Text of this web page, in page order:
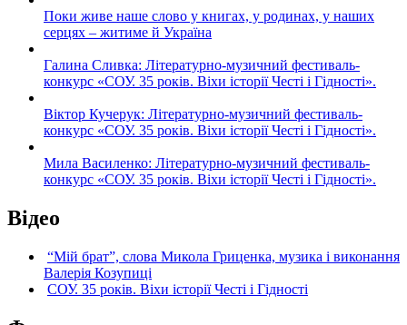
Поки живе наше слово у книгах, у родинах, у наших
серцях – житиме й Україна
Галина Сливка: Літературно-музичний фестиваль-
конкурс «СОУ. 35 років. Віхи історії Честі і Гідності».
Віктор Кучерук: Літературно-музичний фестиваль-
конкурс «СОУ. 35 років. Віхи історії Честі і Гідності».
Мила Василенко: Літературно-музичний фестиваль-
конкурс «СОУ. 35 років. Віхи історії Честі і Гідності».
Відео
“Мій брат”, слова Микола Гриценка, музика і виконання
Валерія Козупиці
СОУ. 35 років. Віхи історії Честі і Гідності